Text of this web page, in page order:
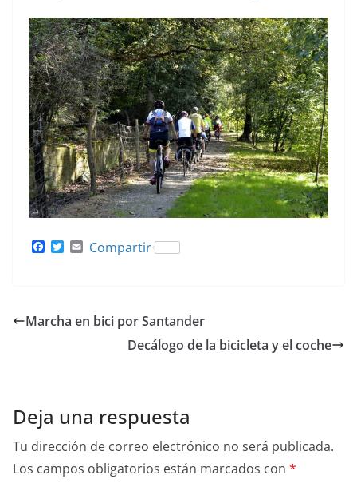
o
T
r
Compartir
Marcha en bici por Santander
Decálogo de la bicicleta y el coche
Deja una respuesta
Tu dirección de correo electrónico no será publicada.
Los campos obligatorios están marcados con *